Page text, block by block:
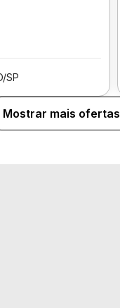
SP
Mostrar mais ofertas